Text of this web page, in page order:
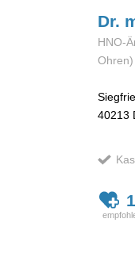
Dr.
HNO-
Ohren)
40213